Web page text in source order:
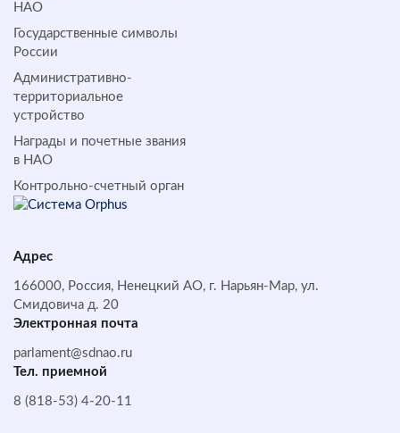
НАО
Государственные символы
России
Административно-
территориальное
устройство
Награды и почетные звания
в НАО
Контрольно-счетный орган
Адрес
166000, Россия, Ненецкий АО, г. Нарьян-Мар, ул.
Смидовича д. 20
Электронная почта
parlament@sdnao.ru
Тел. приемной
8 (818-53) 4-20-11